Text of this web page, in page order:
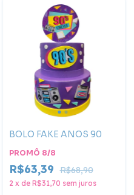
BOLO FAKE ANOS 90
PROMÔ 8/8
R$63,39 R$68,90
2 x de R$31,70 sem juros